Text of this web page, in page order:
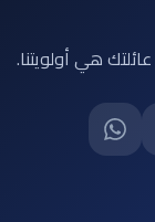
هي أولويتنا.